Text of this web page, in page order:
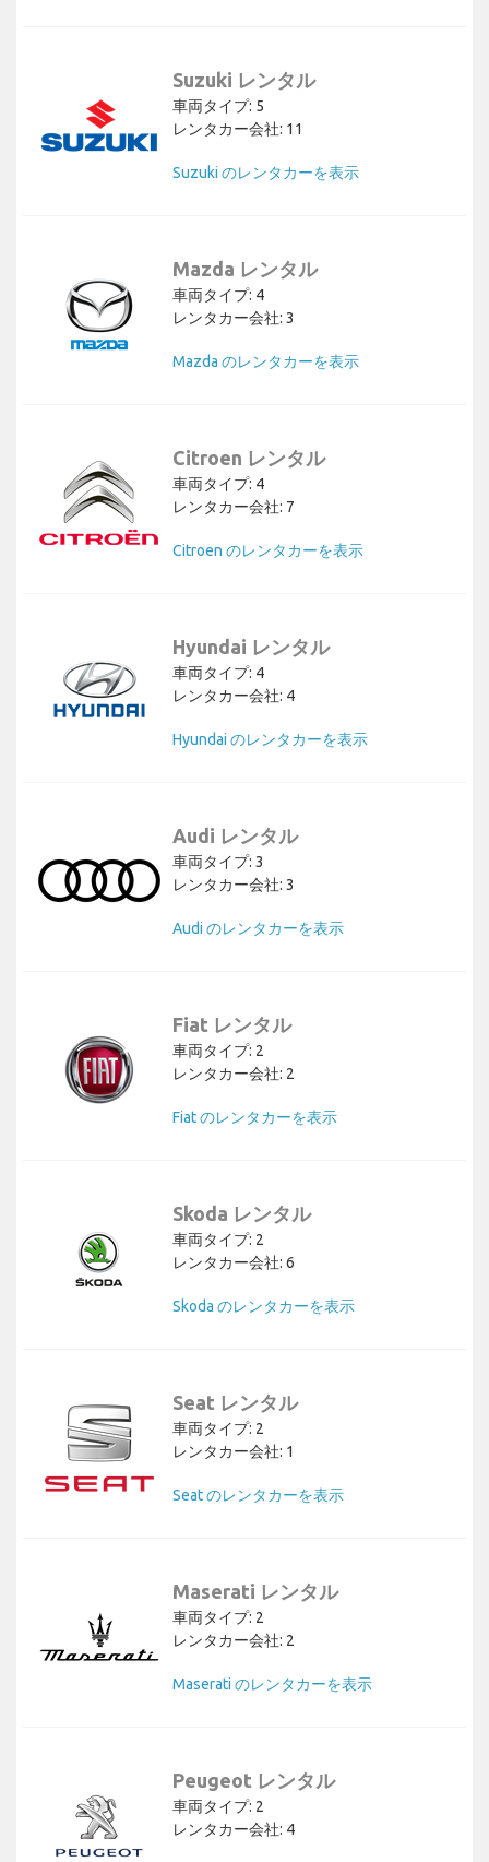
Suzuki レンタル
車両タイプ: 5
レンタカー会社: 11
Suzuki のレンタカーを表示
Mazda レンタル
車両タイプ: 4
レンタカー会社: 3
Mazda のレンタカーを表示
Citroen レンタル
車両タイプ: 4
レンタカー会社: 7
Citroen のレンタカーを表示
Hyundai レンタル
車両タイプ: 4
レンタカー会社: 4
Hyundai のレンタカーを表示
Audi レンタル
車両タイプ: 3
レンタカー会社: 3
Audi のレンタカーを表示
Fiat レンタル
車両タイプ: 2
レンタカー会社: 2
Fiat のレンタカーを表示
Skoda レンタル
車両タイプ: 2
レンタカー会社: 6
Skoda のレンタカーを表示
Seat レンタル
車両タイプ: 2
レンタカー会社: 1
Seat のレンタカーを表示
Maserati レンタル
車両タイプ: 2
レンタカー会社: 2
Maserati のレンタカーを表示
Peugeot レンタル
車両タイプ: 2
レンタカー会社: 4